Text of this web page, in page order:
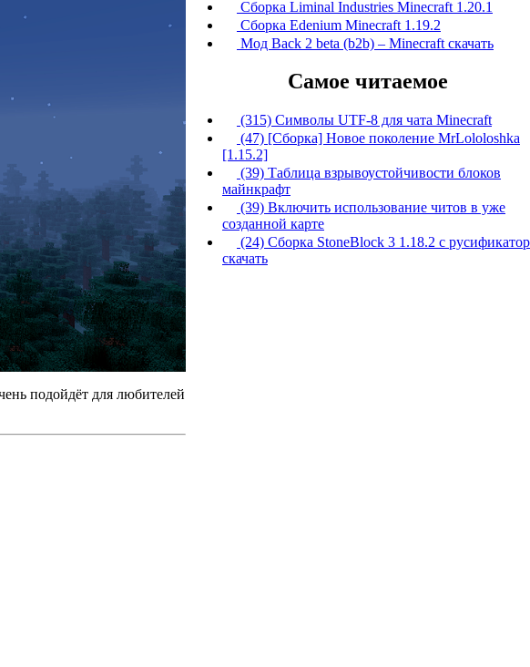
подойдёт для любителей
Сборка Liminal Industries Minecraft 1.20.1
Сборка Edenium Minecraft 1.19.2
Мод Back 2 beta (b2b) – Minecraft скачать
Самое читаемое
(315) Символы UTF-8 для чата Minecraft
(47) [Сборка] Новое поколение MrLololoshka
[1.15.2]
(39) Таблица взрывоустойчивости блоков
майнкрафт
(39) Включить использование читов в уже
созданной карте
(24) Сборка StoneBlock 3 1.18.2 с
скачать